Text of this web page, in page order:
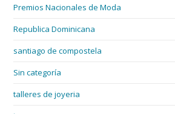
Premios Nacionales de Moda
Republica Dominicana
santiago de compostela
Sin categoría
talleres de joyeria